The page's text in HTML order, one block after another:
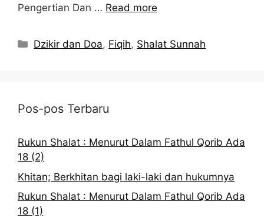
Pengertian Dan … Read more
Kategori
Dzikir dan Doa, Fiqih, Shalat Sunnah
Pos-pos Terbaru
Rukun Shalat : Menurut Dalam Fathul Qorib Ada
18 (2)
Khitan; Berkhitan bagi laki-laki dan hukumnya
Rukun Shalat : Menurut Dalam Fathul Qorib Ada
18 (1)